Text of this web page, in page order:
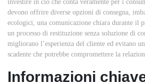
devono offrire diverse opzioni di consegna,
ecologici, una comunicazione chiara durante il
un processo di restituzione senza soluzione di
migliorano l’esperienza del cliente ed evitano
scadente che potrebbe compromettere la
Informazioni